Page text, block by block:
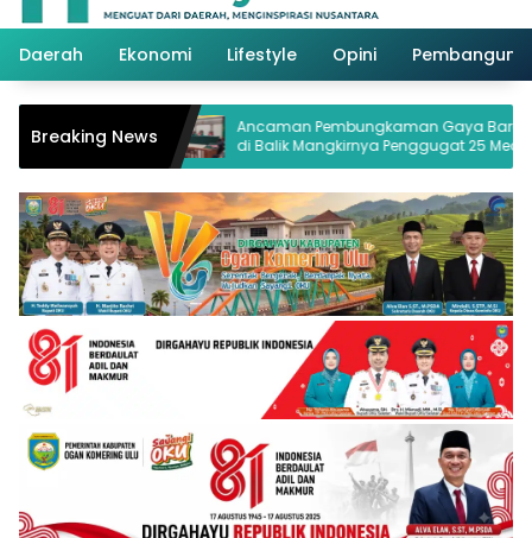
Daerah Ekonomi Lifestyle Opini
Breaking News Ancaman Pembungkaman Gaya Baru
di Balik Mangkirnya Penggugat 25 Media
Palembang